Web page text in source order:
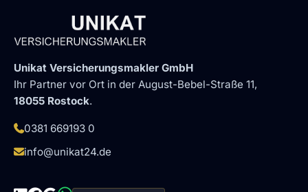
Unikat Versicherungsmakler GmbH
Ihr Partner vor Ort in der August-Bebel-Straße 11,
18055 Rostock.
0381 669193 0
info@unikat24.de